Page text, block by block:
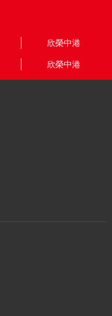
欣榮中港
欣榮中港